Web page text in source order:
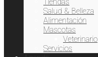
Salud & Belleza
Alimentación
Mascotas
Veterinario
Servicios